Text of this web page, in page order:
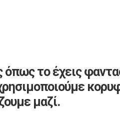
το έχεις
μαζί.